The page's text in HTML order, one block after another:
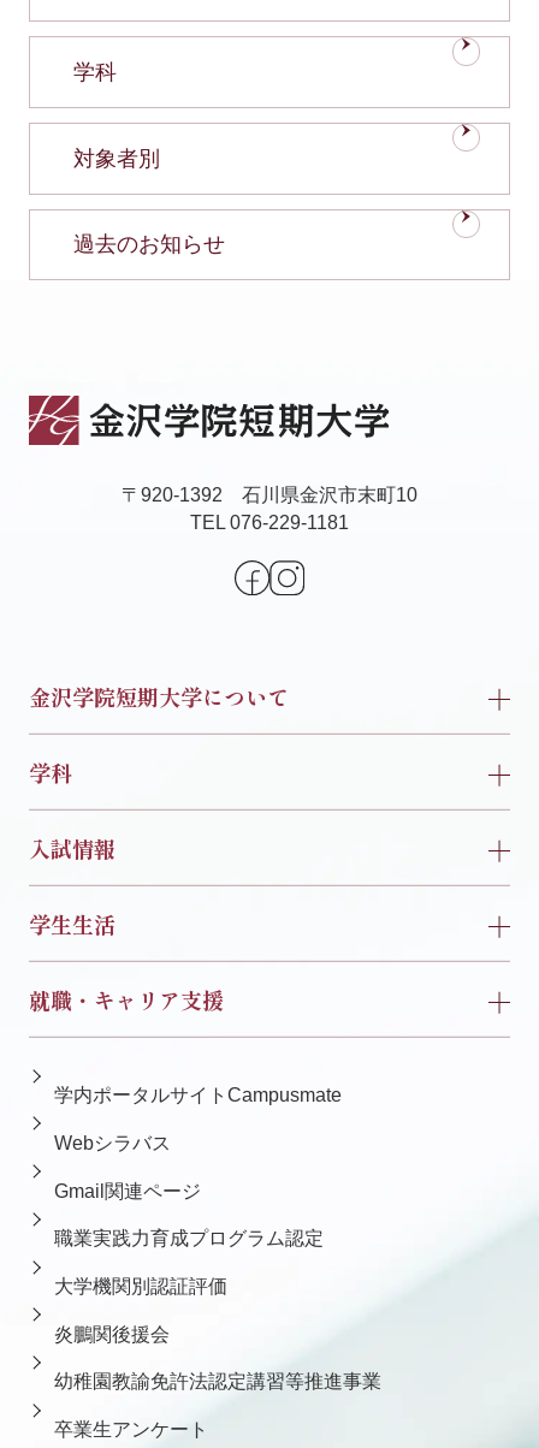
学科
対象者別
過去のお知らせ
〒920-1392 石川県金沢市末町10
TEL 076-229-1181
金沢学院短期大学について
学科
入試情報
学生生活
就職・キャリア支援
学内ポータルサイトCampusmate
Webシラバス
Gmail関連ページ
職業実践力育成プログラム認定
大学機関別認証評価
炎鵬関後援会
幼稚園教諭免許法認定講習等推進事業
卒業生アンケート